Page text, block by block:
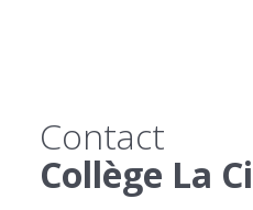
Contact
Collège La